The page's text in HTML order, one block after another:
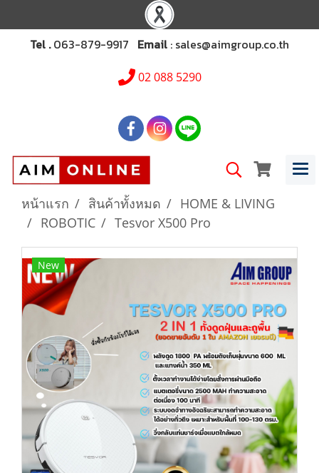
Tel .063-879-9917 Email : sales@aimgroup.co.th
02 088 5290
หน้าแรก สินค้าทั้งหมด
HOME & LIVING
ROBOTIC
Tesvor X500 Pro
New